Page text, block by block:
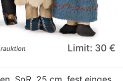
Limit: 30 €